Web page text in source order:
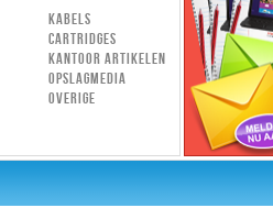
Kabels
Cartridges
Kantoor artikelen
Opslagmedia
Overige